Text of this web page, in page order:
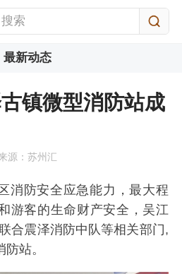
最新动态
镇微型消防站成
源：苏州汇
消防安全应急能力，最大程
游客的生命财产安全，吴江
合震泽消防中队等相关部门,
站。